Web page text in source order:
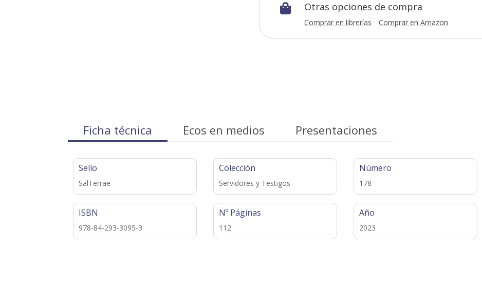
 Otras opciones de compra
Comprar en librerías Comprar en Amazon
Ficha técnica Ecos en medios Presentaciones
Sello
SalTerrae
ISBN
978-84-293-3095-3
Colección
Servidores y Testigos
Nº Páginas
112
Número
178
Año
2023